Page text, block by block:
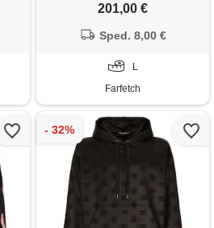
201,00 €
Sped. 8,00 €
L
Farfetch